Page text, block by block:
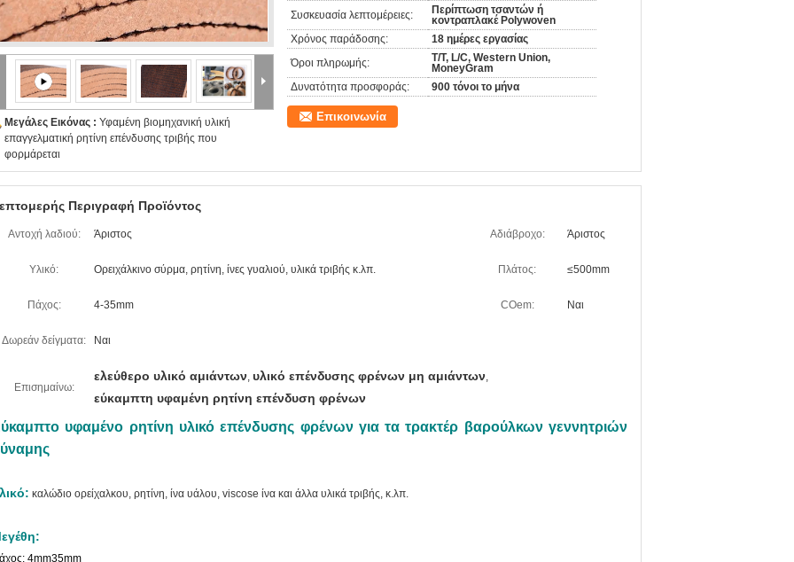
Μεγάλες Εικόνας : Υφαμένη βιομηχανική υλική
επαγγελματική ρητίνη επένδυσης τριβής που
φορμάρεται
Συσκευασία λεπτομέρειες:
Περίπτωση τσαντών ή
κοντραπλακέ Polywoven
Χρόνος παράδοσης:
18 ημέρες εργασίας
Όροι πληρωμής:
T/T, L/C, Western Union,
MoneyGram
Δυνατότητα προσφοράς:
900 τόνοι το μήνα
Επικοινωνία
Περιγραφή Προϊόντος
Αντοχή λαδιού: Άριστος Αδιάβροχο: Άριστος
Υλικό: Ορειχάλκινο σύρμα, ρητίνη, ίνες γυαλιού, υλικά τριβής κ.λπ. Πλάτος: ≤500mm
Πάχος: 4-35mm COem: Ναι
Δωρεάν δείγματα: Ναι
Επισημαίνω:
ελεύθερο υλικό αμιάντων, υλικό επένδυσης φρένων μη αμιάντων,
εύκαμπτη υφαμένη ρητίνη επένδυση φρένων
υφαμένο ρητίνη υλικό επένδυσης φρένων για τα τρακτέρ βαρούλκων γεννητριών
καλώδιο ορείχαλκου, ρητίνη, ίνα υάλου, viscose ίνα και άλλα υλικά τριβής, κ.λπ.
4mm35mm